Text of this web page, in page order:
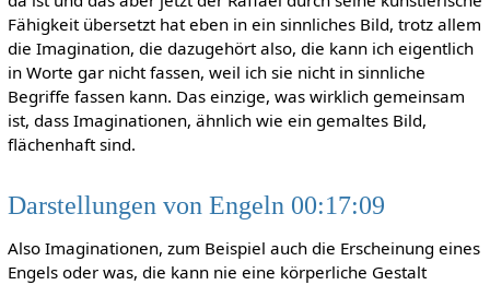
Fähigkeit übersetzt hat eben in ein sinnliches Bild, trotz allem
die Imagination, die dazugehört also, die kann ich eigentlich
in Worte gar nicht fassen, weil ich sie nicht in sinnliche
Begriffe fassen kann. Das einzige, was wirklich gemeinsam
ist, dass Imaginationen, ähnlich wie ein gemaltes Bild,
flächenhaft sind.
Darstellungen von Engeln 00:17:09
Also Imaginationen, zum Beispiel auch die Erscheinung eines
Engels oder was, die kann nie eine körperliche Gestalt